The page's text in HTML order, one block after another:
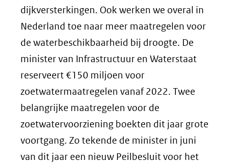
dijkversterkingen. Ook werken we overal in
Nederland toe naar meer maatregelen voor
de waterbeschikbaarheid bij droogte. De
minister van Infrastructuur en Waterstaat
reserveert €150 miljoen voor
zoetwatermaatregelen vanaf 2022. Twee
belangrijke maatregelen voor de
zoetwatervoorziening boekten dit jaar grote
voortgang. Zo tekende de minister in juni
van dit jaar een nieuw Peilbesluit voor het